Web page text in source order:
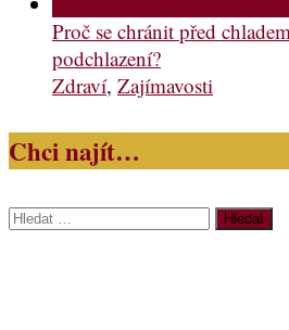
Proč se chránit před
podchlazení?
Zdraví, Zajímavosti
Chci najít…
Vyhledávání